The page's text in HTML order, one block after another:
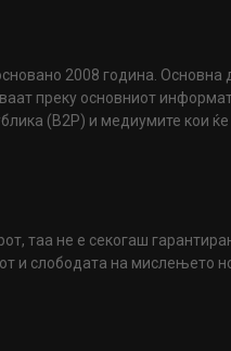
2008 година. Основна
преку основниот
(B2P) и медиумите кои ќе
таа не е секогаш
и слободата на мислењето